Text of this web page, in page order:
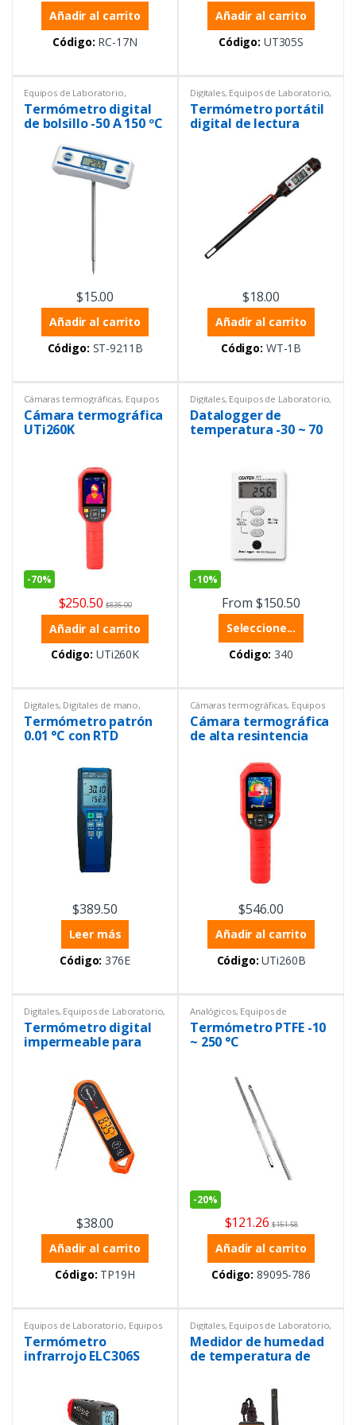
Añadir al carrito
Código: RC-17N
Añadir al carrito
Código: UT305S
Equipos de Laboratorio,
Temperatura Termómetros
Tipo pluma
Termómetro digital
de bolsillo -50 A 150 ºC
$15.00
Añadir al carrito
Código: ST-9211B
Digitales, Equipos de Laboratorio,
Temperatura , Termómetros
Tipo pluma
Termómetro portátil
digital de lectura
$18.00
Añadir al carrito
Código: WT-1B
Cámaras termográficas, Equipos
de Laboratorio ,Equipos Uni-
trend,Infrarrojos,
Instrumentación y Procesos
Temperatura
Cámara termográfica
UTi260K
-70%
$250.50 $835.00
Añadir al carrito
Código: UTi260K
Digitales, Equipos de Laboratorio,
Temperatura ,
Termohigrómetros ,
Termómetros
Datalogger de
temperatura -30 ~ 70
-10%
From $150.50
Seleccione...
Código: 340
Digitales, Digitales de mano,
Equipos de Laboratorio
Productos con certificado ISO
17025 ,Temperatura,
Termómetros,Termómetros
Termómetro patrón
0.01 °C con RTD
$389.50
Leer más
Código: 376E
Cámaras termográficas, Equipos
de Laboratorio ,Equipos Uni-
trend,Infrarrojos,
Instrumentación y Procesos
Temperatura,Termómetros
Cámara termográfica
de alta resintencia
$546.00
Añadir al carrito
Código: UTi260B
Digitales, Equipos de Laboratorio,
Temperatura , Termómetros
Tipo pluma
Termómetro digital
impermeable para
$38.00
Añadir al carrito
Código: TP19H
Analógicos, Equipos de
Laboratorio General,Ofertas,
Temperatura,Termómetros
Termómetro PTFE -10
~ 250 °C
-20%
$121.26 $151.58
Añadir al carrito
Código: 89095-786
Equipos de Laboratorio, Equipos
Uni-trend
Instrumentación y Procesos
Temperatura ,Termómetros
Termómetros
Termómetro
infrarrojo ELC306S
Digitales, Equipos de Laboratorio,
Temperatura ,
Medidor de humedad
de temperatura de
precisión